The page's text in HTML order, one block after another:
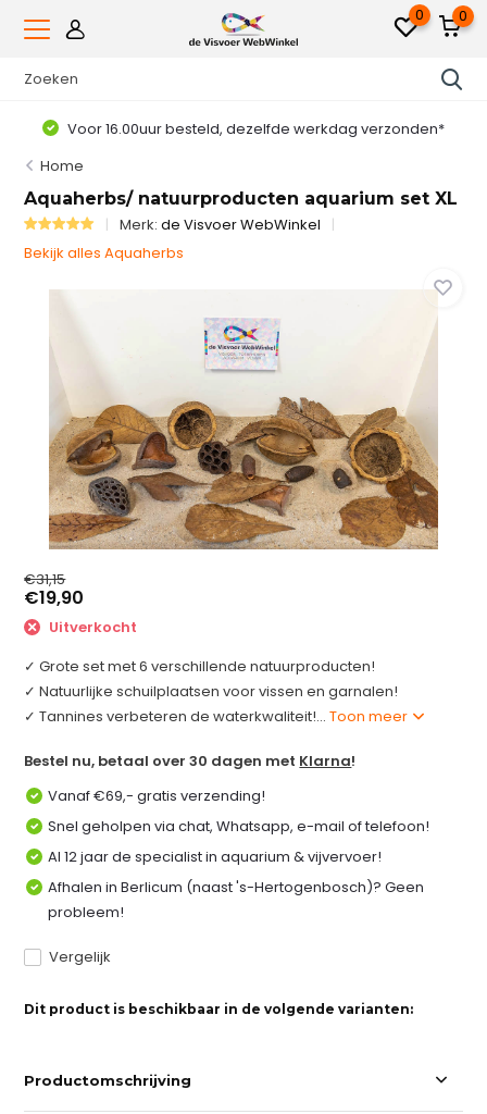
0 0
Voor 16.00uur besteld, dezelfde werkdag verzonden*
Home
Aquaherbs/ natuurproducten aquarium set XL
Merk:de Visvoer WebWinkel
Bekijk alles Aquaherbs
€31,15
€19,90
Uitverkocht
✓ Grote set met 6 verschillende natuurproducten!
✓ Natuurlijke schuilplaatsen voor vissen en garnalen!
✓ Tannines verbeteren de waterkwaliteit!...Toon meer
Bestel nu, betaal over 30 dagen met Klarna!
Vanaf €69,- gratis verzending!
Snel geholpen via chat, Whatsapp, e-mail of telefoon!
Al 12 jaar de specialist in aquarium & vijvervoer!
Afhalen in Berlicum (naast 's-Hertogenbosch)? Geen
probleem!
Vergelijk
Dit product is beschikbaar in de volgende varianten:
Productomschrijving